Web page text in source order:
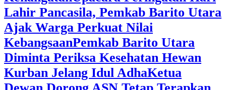
Lahir Pancasila, Pemkab Barito Utara
Ajak Warga Perkuat Nilai
KebangsaanPemkab Barito Utara
Diminta Periksa Kesehatan Hewan
Kurban Jelang Idul AdhaKetua